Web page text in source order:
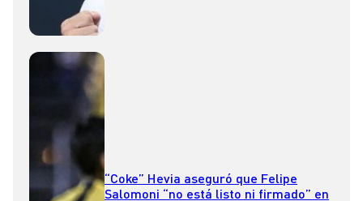
“Coke” Hevia aseguró que Felipe
Salomoni “no está listo ni firmado” en